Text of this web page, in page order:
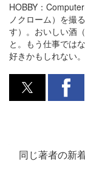
HOBBY：
ノクローム）を撮
す）。おいしい酒
と。もう仕事では
好きかもしれない。
同じ著者の新